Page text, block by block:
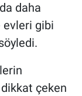
daha
evleri gibi
dikkat çeken